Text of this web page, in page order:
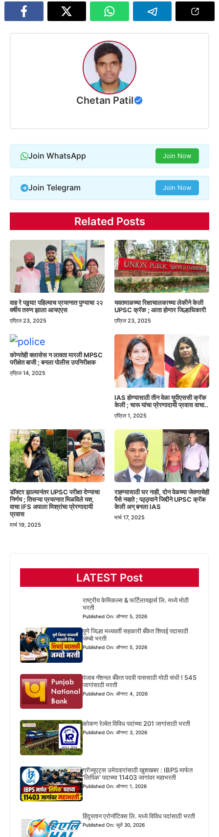
Chetan Patil
Join WhatsApp Join Now
Join Telegram Join Now
Related Posts
वाह रे पठ्ठया! पहिल्याच प्रयत्नात पुण्याचा २२
वर्षीय तरुण झाला आयएएस
एप्रिल 23, 2025
यवतमाळच्या रिक्षाचालकाच्या लेकीने केली
UPSC क्रॅक ; आता होणार जिल्हाधिकारी
एप्रिल 23, 2025
कोणतेही क्लासेस न लावता मारली MPSC
परीक्षेत बाजी ; बनला पोलीस उपनिरीक्षक
एप्रिल 14, 2025
IAS होण्यासाठी तीन वेळा यूपीएससी क्रॅक
केली ; चारू यांचा प्रेरणादायी प्रवास वाचा..
एप्रिल 1, 2025
डॉक्टर झाल्यानंतर UPSC परीक्षा देण्याचा
निर्णय ; तिसऱ्या प्रयत्नात मिळविले यश,
वाचा IFS अपाला मिश्रांचा प्रेरणादायी
प्रवास
मार्च 19, 2025
राहण्यासाठी घर नाही, दोन वेळच्या जेवणाचेही
पैसे नव्हते ; पठ्ठ्याने जिद्दीने UPSC क्रॅक
केली अन् बनला IAS
मार्च 17, 2025
LATEST Post
राष्ट्रीय केमिकल्स & फर्टिलायझर्स लि. मध्ये मोठी
भरती
Published On: ऑगस्ट 5, 2026
पुणे जिल्हा मध्यवर्ती सहकारी बँकेत शिपाई पदासाठी
जम्बो भरती
Published On: ऑगस्ट 5, 2026
पंजाब नॅशनल बँकेत पदवी पाससाठी मोठी संधी ! 545
जागांसाठी भरती
Published On: ऑगस्ट 4, 2026
कोकण रेल्वेत विविध पदांच्या 201 जागांसाठी भरती
Published On: ऑगस्ट 3, 2026
ग्रॅज्युएट्स उमेदवारांसाठी खुशखबर : IBPS मार्फत
‘लिपिक’ पदाच्या 11403 जागांवर महाभरती
Published On: ऑगस्ट 1, 2026
हिंदुस्तान एरोनॉटिक्स लि. मध्ये विविध पदांसाठी भरती
Published On: जुलै 30, 2026